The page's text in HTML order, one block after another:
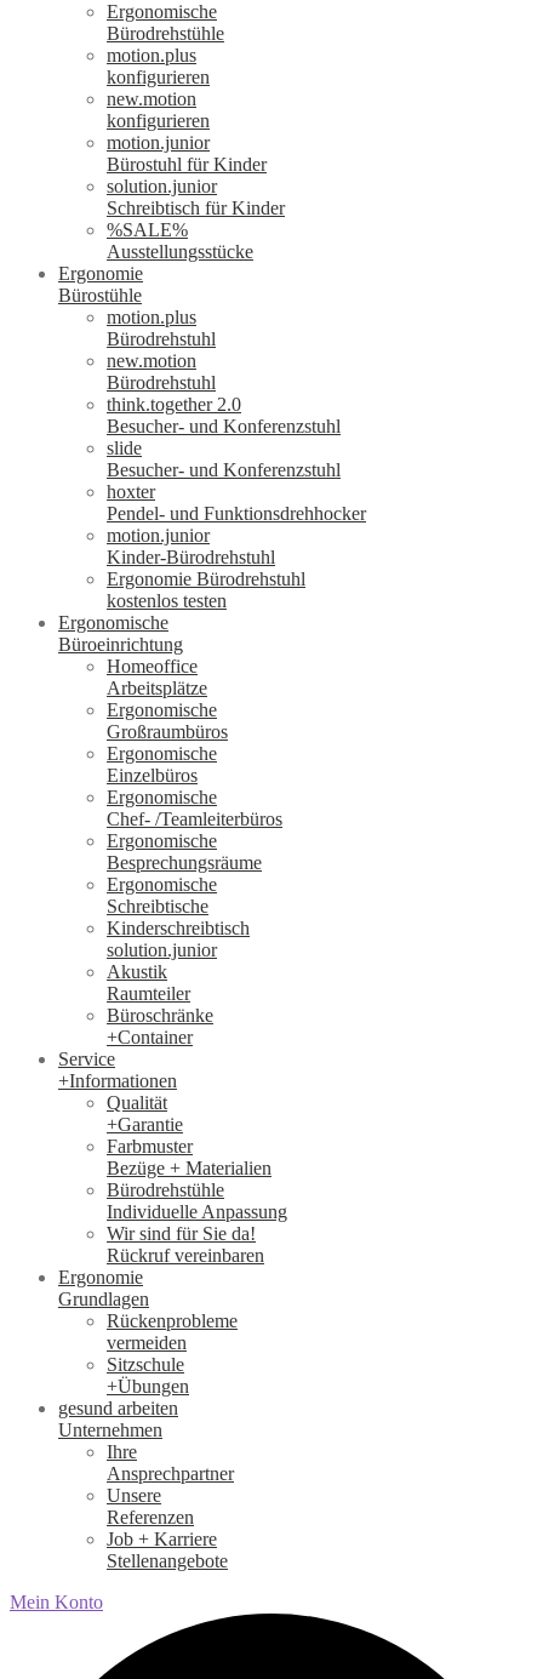
Ergonomische
Bürodrehstühle
motion.plus
konfigurieren
new.motion
konfigurieren
motion.junior
Bürostuhl für Kinder
solution.junior
Schreibtisch für Kinder
%SALE%
Ausstellungsstücke
Ergonomie
Bürostühle
motion.plus
Bürodrehstuhl
new.motion
Bürodrehstuhl
think.together 2.0
Besucher- und Konferenzstuhl
slide
Besucher- und Konferenzstuhl
hoxter
Pendel- und Funktionsdrehhocker
motion.junior
Kinder-Bürodrehstuhl
Ergonomie Bürodrehstuhl
kostenlos testen
Ergonomische
Büroeinrichtung
Homeoffice
Arbeitsplätze
Ergonomische
Großraumbüros
Ergonomische
Einzelbüros
Ergonomische
Chef- /Teamleiterbüros
Ergonomische
Besprechungsräume
Ergonomische
Schreibtische
Kinderschreibtisch
solution.junior
Akustik
Raumteiler
Büroschränke
+Container
Service
+Informationen
Qualität
+Garantie
Farbmuster
Bezüge + Materialien
Bürodrehstühle
Individuelle Anpassung
Wir sind für Sie da!
Rückruf vereinbaren
Ergonomie
Grundlagen
Rückenprobleme
vermeiden
Sitzschule
+Übungen
gesund arbeiten
Unternehmen
Ihre
Ansprechpartner
Unsere
Referenzen
Job + Karriere
Stellenangebote
Mein Konto